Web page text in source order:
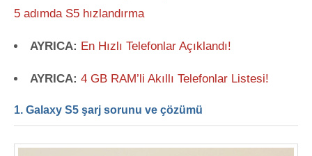
5 adımda S5 hızlandırma
AYRICA: En Hızlı Telefonlar Açıklandı!
AYRICA: 4 GB RAM’li Akıllı Telefonlar Listesi!
1. Galaxy S5 şarj sorunu ve çözümü